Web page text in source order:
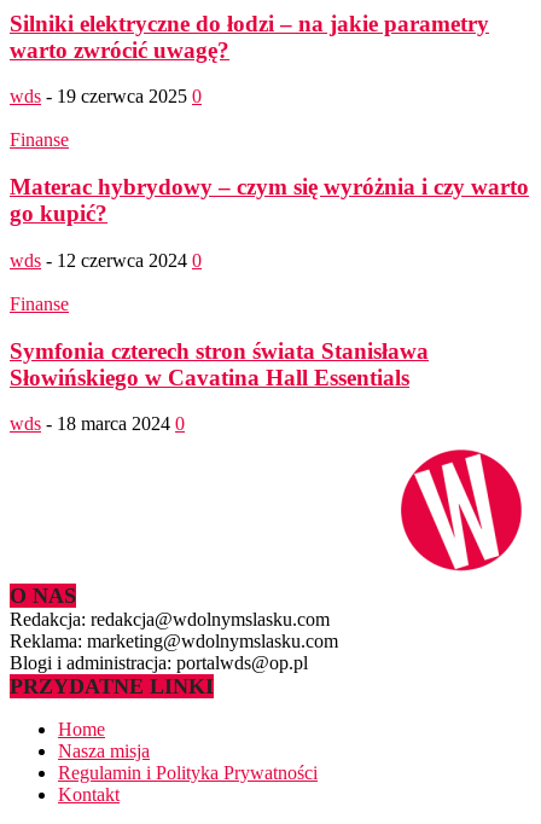
Silniki elektryczne do łodzi – na jakie parametry
warto zwrócić uwagę?
wds - 19 czerwca 2025 0
Finanse
Materac hybrydowy – czym się wyróżnia i czy warto
go kupić?
wds - 12 czerwca 2024 0
Finanse
Symfonia czterech stron świata Stanisława
Słowińskiego w Cavatina Hall Essentials
wds - 18 marca 2024 0
O NAS
Redakcja: redakcja@wdolnymslasku.com
Reklama: marketing@wdolnymslasku.com
Blogi i administracja: portalwds@op.pl
PRZYDATNE LINKI
Home
Nasza misja
Regulamin i Polityka Prywatności
Kontakt